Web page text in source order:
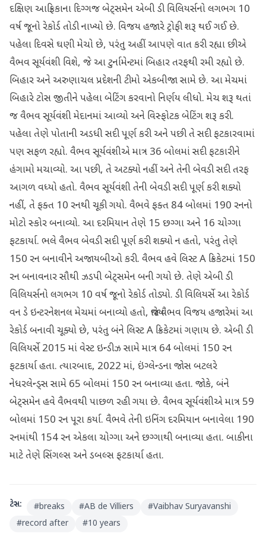
દક્ષિણ આફ્રિકાના દિગ્ગજ બેટ્સમેન એબી ડી વિલિયર્સનો લગભગ 10
વર્ષ જૂનો રેકોર્ડ તોડી નાખ્યો છે. વિજય હજારે ટ્રોફી શરૂ થઈ ગઈ છે.
પહેલા દિવસે ઘણી મેચો છે, પરંતુ અહીં આપણે વાત કરી રહ્યા છીએ
વૈભવ સૂર્યવંશી વિશે, જે આ ટુર્નામેન્ટમાં બિહાર તરફથી રમી રહ્યો છે.
બિહાર અને અરુણાચલ પ્રદેશની ટીમો એકબીજા સામે છે. આ મેચમાં
બિહારે ટોસ જીતીને પહેલા બેટિંગ કરવાનો નિર્ણય લીધો. મેચ શરૂ થતાં
જ વૈભવ સૂર્યવંશી મેદાનમાં આવ્યો અને વિસ્ફોટક બેટિંગ શરૂ કરી.
પહેલા તેણે પોતાની અડધી સદી પૂર્ણ કરી અને પછી તે સદી ફટકારવામાં
પણ સફળ રહ્યો. વૈભવ સૂર્યવંશીએ માત્ર 36 બોલમાં સદી ફટકારીને
હંગામો મચાવ્યો. આ પછી, તે અટક્યો નહીં અને તેની બેવડી સદી તરફ
આગળ વધ્યો હતો. વૈભવ સૂર્યવંશી તેની બેવડી સદી પૂર્ણ કરી શક્યો
નહીં, તે ફક્ત 10 રનથી ચૂકી ગયો. વૈભવે ફક્ત 84 બોલમાં 190 રનનો
મોટો સ્કોર બનાવ્યો. આ દરમિયાન તેણે 15 છગ્ગા અને 16 ચોગ્ગા
ફટકાર્યા. ભલે વૈભવ બેવડી સદી પૂર્ણ કરી શક્યો ન હતો, પરંતુ તેણે
150 રન બનાવીને અજાયબીઓ કરી. વૈભવ હવે લિસ્ટ A ક્રિકેટમાં 150
રન બનાવનાર સૌથી ઝડપી બેટ્સમેન બની ગયો છે. તેણે એબી ડી
વિલિયર્સનો લગભગ 10 વર્ષ જૂનો રેકોર્ડ તોડ્યો. ડી વિલિયર્સે આ રેકોર્ડ
વન ડે ઇન્ટરનેશનલ મેચમાં બનાવ્યો હતો, જ્યારે વૈભવ વિજય હજારેમાં આ
રેકોર્ડ બનાવી ચૂક્યો છે, પરંતુ બંને લિસ્ટ A ક્રિકેટમાં ગણાય છે. એબી ડી
વિલિયર્સે 2015 માં વેસ્ટ ઇન્ડીઝ સામે માત્ર 64 બોલમાં 150 રન
ફટકાર્યા હતા. ત્યારબાદ, 2022 માં, ઇંગ્લેન્ડના જોસ બટલરે
નેધરલેન્ડ્સ સામે 65 બોલમાં 150 રન બનાવ્યા હતા. જોકે, બંને
બેટ્સમેન હવે વૈભવથી પાછળ રહી ગયા છે. વૈભવ સૂર્યવંશીએ માત્ર 59
બોલમાં 150 રન પૂરા કર્યા. વૈભવે તેની ઇનિંગ દરમિયાન બનાવેલા 190
રનમાંથી 154 રન એકલા ચોગ્ગા અને છગ્ગાથી બનાવ્યા હતા. બાકીના
માટે તેણે સિંગલ્સ અને ડબલ્સ ફટકાર્યા હતા.
ટેગ્સ: #breaks #AB de Villiers #Vaibhav Suryavanshi
#record after #10 years